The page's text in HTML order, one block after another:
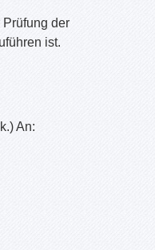
der
ist.
An: